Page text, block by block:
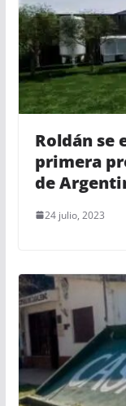
Roldán se
primera
de
24 julio, 2023